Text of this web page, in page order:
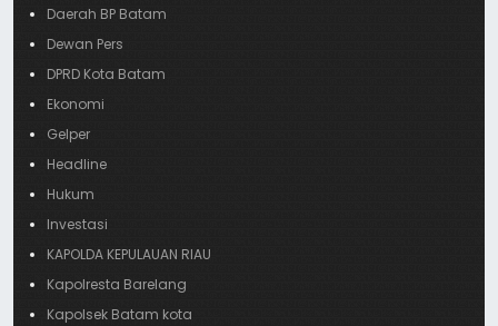
Daerah BP Batam
Dewan Pers
DPRD Kota Batam
Ekonomi
Gelper
Headline
Hukum
Investasi
KAPOLDA KEPULAUAN RIAU
Kapolresta Barelang
Kapolsek Batam kota